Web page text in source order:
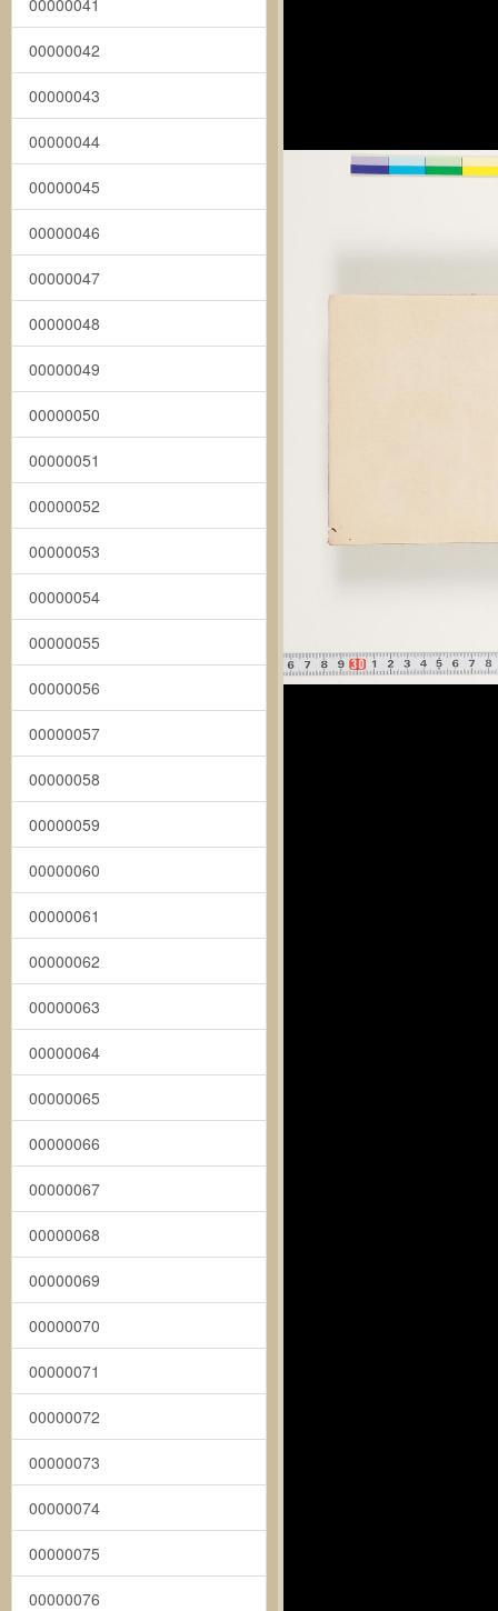
00000041
00000042
00000043
00000044
00000045
00000046
00000047
00000048
00000049
00000050
00000051
00000052
00000053
00000054
00000055
00000056
00000057
00000058
00000059
00000060
00000061
00000062
00000063
00000064
00000065
00000066
00000067
00000068
00000069
00000070
00000071
00000072
00000073
00000074
00000075
00000076